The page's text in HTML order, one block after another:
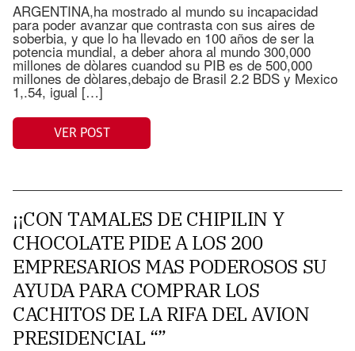
ARGENTINA,ha mostrado al mundo su incapacidad
para poder avanzar que contrasta con sus aires de
soberbia, y que lo ha llevado en 100 años de ser la
potencia mundial, a deber ahora al mundo 300,000
millones de dòlares cuandod su PIB es de 500,000
millones de dòlares,debajo de Brasil 2.2 BDS y Mexico
1,.54, igual […]
VER POST
¡¡CON TAMALES DE CHIPILIN Y
CHOCOLATE PIDE A LOS 200
EMPRESARIOS MAS PODEROSOS SU
AYUDA PARA COMPRAR LOS
CACHITOS DE LA RIFA DEL AVION
PRESIDENCIAL “”